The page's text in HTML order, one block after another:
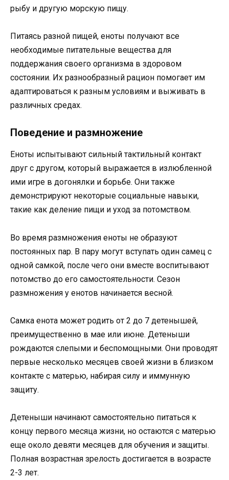
рыбу и другую морскую пищу.
Питаясь разной пищей, еноты получают все
необходимые питательные вещества для
поддержания своего организма в здоровом
состоянии. Их разнообразный рацион помогает им
адаптироваться к разным условиям и выживать в
различных средах.
Поведение и размножение
Еноты испытывают сильный тактильный контакт
друг с другом, который выражается в излюбленной
ими игре в догонялки и борьбе. Они также
демонстрируют некоторые социальные навыки,
такие как деление пищи и уход за потомством.
Во время размножения еноты не образуют
постоянных пар. В пару могут вступать один самец с
одной самкой, после чего они вместе воспитывают
потомство до его самостоятельности. Сезон
размножения у енотов начинается весной.
Самка енота может родить от 2 до 7 детенышей,
преимущественно в мае или июне. Детеныши
рождаются слепыми и беспомощными. Они проводят
первые несколько месяцев своей жизни в близком
контакте с матерью, набирая силу и иммунную
защиту.
Детеныши начинают самостоятельно питаться к
концу первого месяца жизни, но остаются с матерью
еще около девяти месяцев для обучения и защиты.
Полная возрастная зрелость достигается в возрасте
2-3 лет.